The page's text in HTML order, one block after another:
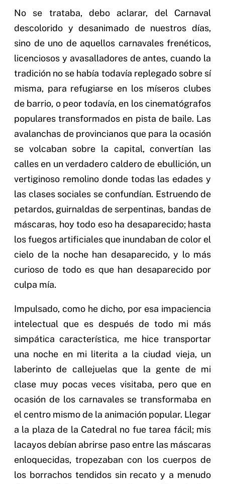
No se trataba, debo aclarar, del Carnaval
descolorido y desanimado de nuestros días,
sino de uno de aquellos carnavales frenéticos,
licenciosos y avasalladores de antes, cuando la
tradición no se había todavía replegado sobre sí
misma, para refugiarse en los míseros clubes
de barrio, o peor todavía, en los cinematógrafos
populares transformados en pista de baile. Las
avalanchas de provincianos que para la ocasión
se volcaban sobre la capital, convertían las
calles en un verdadero caldero de ebullición, un
vertiginoso remolino donde todas las edades y
las clases sociales se confundían. Estruendo de
petardos, guirnaldas de serpentinas, bandas de
máscaras, hoy todo eso ha desaparecido; hasta
los fuegos artificiales que inundaban de color el
cielo de la noche han desaparecido, y lo más
curioso de todo es que han desaparecido por
culpa mía.
Impulsado, como he dicho, por esa impaciencia
intelectual que es después de todo mi más
simpática característica, me hice transportar
una noche en mi literita a la ciudad vieja, un
laberinto de callejuelas que la gente de mi
clase muy pocas veces visitaba, pero que en
ocasión de los carnavales se transformaba en
el centro mismo de la animación popular. Llegar
a la plaza de la Catedral no fue tarea fácil; mis
lacayos debían abrirse paso entre las máscaras
enloquecidas, tropezaban con los cuerpos de
los borrachos tendidos sin recato y a menudo